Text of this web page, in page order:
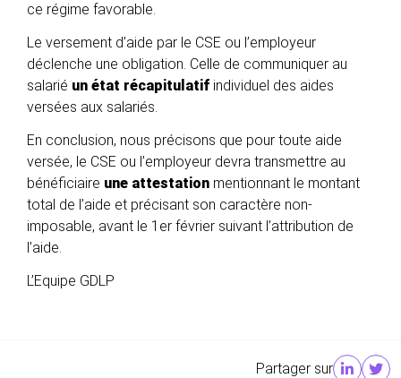
ce régime favorable.
Le versement d’aide par le CSE ou l’employeur
déclenche une obligation. Celle de communiquer au
salarié un état récapitulatif individuel des aides
versées aux salariés.
En conclusion, nous précisons que pour toute aide
versée, le CSE ou l’employeur devra transmettre au
bénéficiaire une attestation mentionnant le montant
total de l’aide et précisant son caractère non-
imposable, avant le 1er février suivant l’attribution de
l’aide.
L’Equipe GDLP
Partager sur